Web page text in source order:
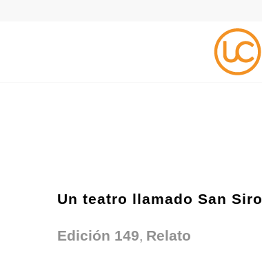
Un teatro llamado San Siro
Edición 149, Relato